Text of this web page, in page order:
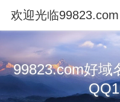
欢迎光临99823.com
99823.com好域